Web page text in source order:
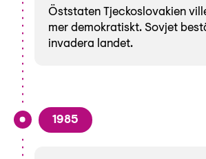
Öststaten Tjeckoslovakien
mer demokratiskt. Sovjet
invadera landet.
1985